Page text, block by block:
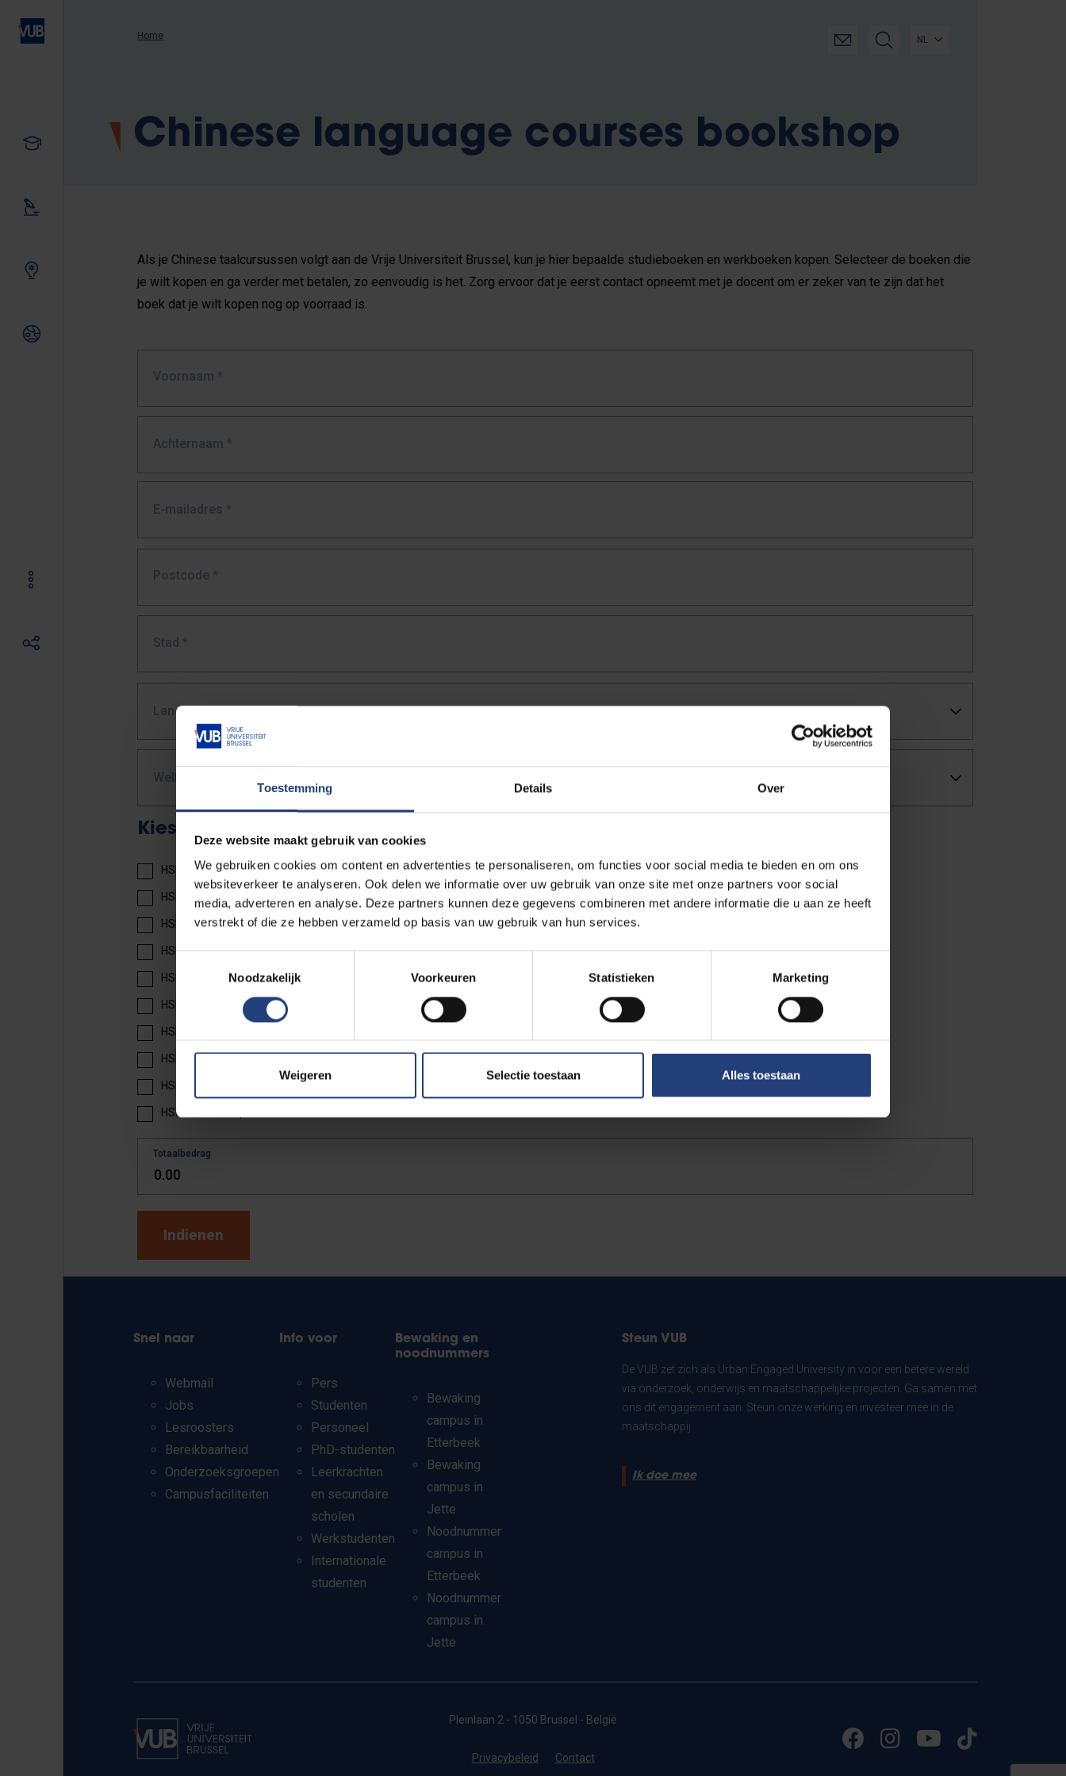
Toestemming Details Over
Deze website maakt gebruik van cookies
We gebruiken cookies om content en advertenties te personaliseren, om functies voor social media te bieden en om ons
websiteverkeer te analyseren. Ook delen we informatie over uw gebruik van onze site met onze partners voor social
media, adverteren en analyse. Deze partners kunnen deze gegevens combineren met andere informatie die u aan ze heeft
verstrekt of die ze hebben verzameld op basis van uw gebruik van hun services.
Noodzakelijk
Voorkeuren Statistieken Marketing
Weigeren Selectie toestaan Alles toestaan
Studeren
Samen innoveren
Kruimelpad
Home NL
Chinese language courses bookshop
Als je Chinese taalcursussen volgt aan de Vrije Universiteit Brussel, kun je hier bepaalde studieboeken en werkboeken kopen. Selecteer de boeken die
je wilt kopen en ga verder met betalen, zo eenvoudig is het. Zorg ervoor dat je eerst contact opneemt met je docent om er zeker van te zijn dat het
boek dat je wilt kopen nog op voorraad is.
Voornaam *
Achternaam *
E-mailadres *
Postcode *
Stad *
Land *
Welke cursus volg je?
Kies uw boek(en)
HSK 2 textboek: 20 EUR
HSK 2 werkboek: 17 EUR
HSK 3 textboek: 25 EUR
HSK 3 werkboek: 18 EUR
HSK 4 textboek part 1: 25 EUR
HSK 4 werkboek part 1: 14 EUR
HSK 4 textboek part 2: 25 EUR
HSK 4 werkboek part 2: 14 EUR
HSK 5 textboek part 1: 30 EUR
HSK 5 textboek part 2: 25 EUR
Totaalbedrag
Snel naar
Webmail
Jobs
Lesroosters
Bereikbaarheid
Onderzoeksgroepen
Campusfaciliteiten
Info voor
Pers
Studenten
Personeel
PhD-studenten
Leerkrachten
en secundaire
scholen
Werkstudenten
Internationale
studenten
Bewaking en
noodnummers
Bewaking
campus in
Etterbeek
Bewaking
campus in
Jette
Noodnummer
campus in
Etterbeek
Noodnummer
campus in
Jette
Steun VUB
De VUB zet zich als Urban Engaged University in voor een betere wereld
via onderzoek, onderwijs en maatschappelijke projecten. Ga samen met
ons dit engagement aan. Steun onze werking en investeer mee in de
maatschappij.
Ik doe mee
Pleinlaan 2 - 1050 Brussel - België
Privacybeleid Contact